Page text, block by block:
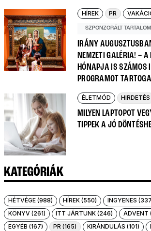
HÍREK PR
SZPONZORÁLT TARTALOM
IRÁNY
NEMZETI GALÉRIA! – A
HÓNAPJA IS SZÁMOS
PROGRAMOT
ÉLETMÓD HIRDETÉS
MILYEN LAPTOPOT
TIPPEK A JÓ
KATEGÓRIÁK
HÉTVÉGE (988) HÍREK (550) INGYENES
KÖNYV (261)
ITT JÁRTUNK (246)
ADVENT
EGYÉB (167)
PR (165) KIRÁNDULÁS (101)